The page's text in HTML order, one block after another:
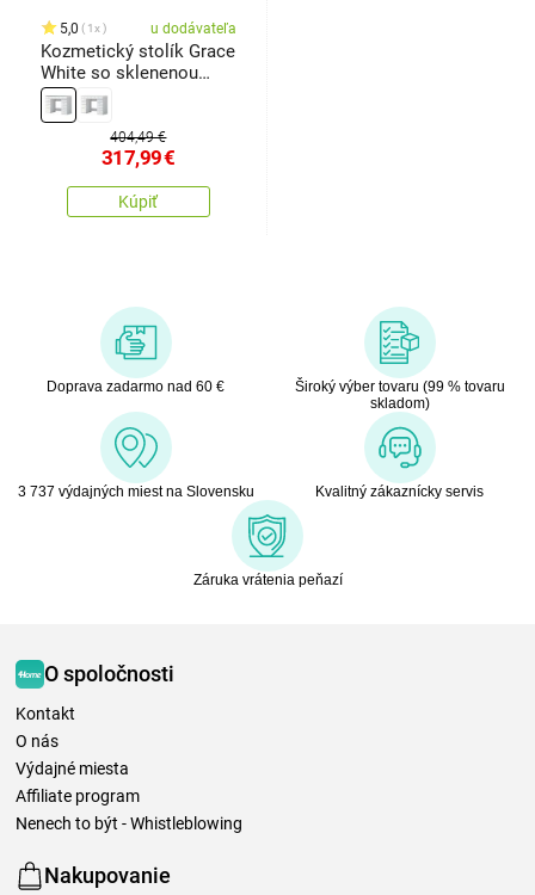
5,0 1x u dodávateľa
Kozmetický stolík Grace
White so sklenenou
doskou
404,49 €
317,99€
Kúpiť
Doprava zadarmo nad 60 €
Široký výber tovaru (99 % tovaru
skladom)
3 737 výdajných miest na Slovensku Kvalitný zákaznícky servis
Záruka vrátenia peňazí
O spoločnosti
Kontakt
O nás
Výdajné miesta
Affiliate program
Nenech to být - Whistleblowing
Nakupovanie